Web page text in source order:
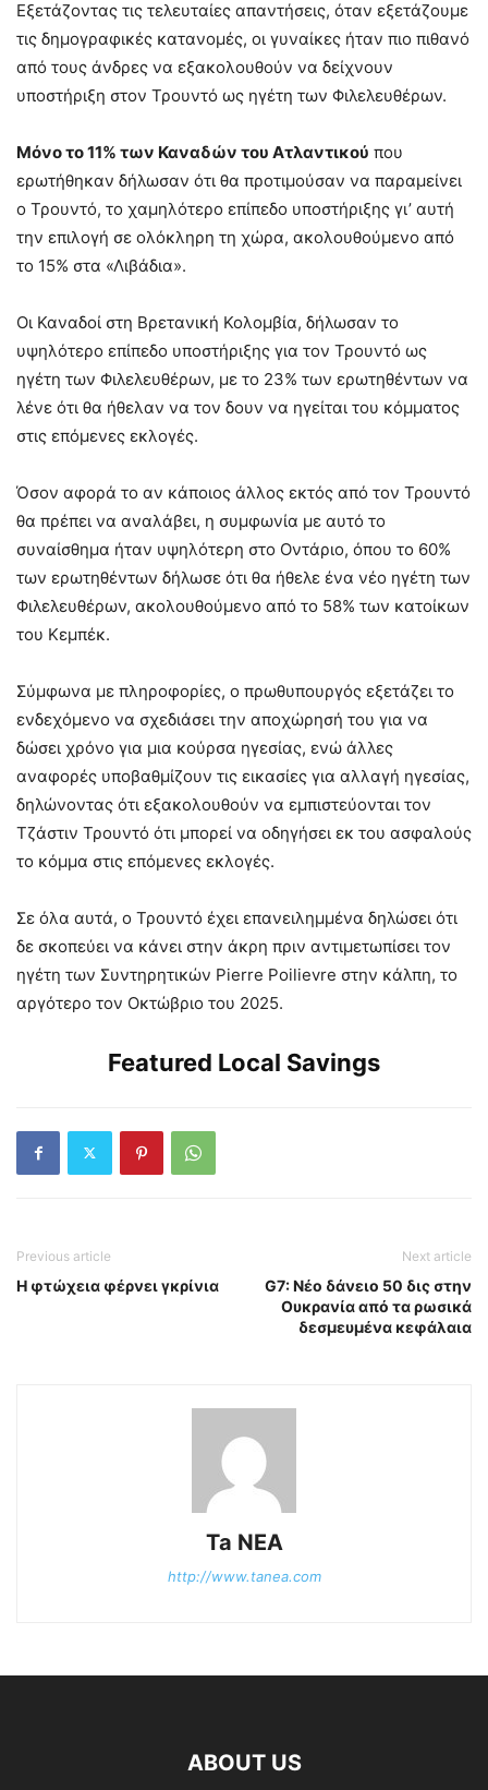
Εξετάζοντας τις τελευταίες απαντήσεις, όταν εξετάζουμε
τις δημογραφικές κατανομές, οι γυναίκες ήταν πιο πιθανό
από τους άνδρες να εξακολουθούν να δείχνουν
υποστήριξη στον Τρουντό ως ηγέτη των Φιλελευθέρων.
Μόνο το 11% των Καναδών του Ατλαντικού που
ερωτήθηκαν δήλωσαν ότι θα προτιμούσαν να παραμείνει
ο Τρουντό, το χαμηλότερο επίπεδο υποστήριξης γι’ αυτή
την επιλογή σε ολόκληρη τη χώρα, ακολουθούμενο από
το 15% στα «Λιβάδια».
Οι Καναδοί στη Βρετανική Κολομβία, δήλωσαν το
υψηλότερο επίπεδο υποστήριξης για τον Τρουντό ως
ηγέτη των Φιλελευθέρων, με το 23% των ερωτηθέντων να
λένε ότι θα ήθελαν να τον δουν να ηγείται του κόμματος
στις επόμενες εκλογές.
Όσον αφορά το αν κάποιος άλλος εκτός από τον Τρουντό
θα πρέπει να αναλάβει, η συμφωνία με αυτό το
συναίσθημα ήταν υψηλότερη στο Οντάριο, όπου το 60%
των ερωτηθέντων δήλωσε ότι θα ήθελε ένα νέο ηγέτη των
Φιλελευθέρων, ακολουθούμενο από το 58% των κατοίκων
του Κεμπέκ.
Σύμφωνα με πληροφορίες, ο πρωθυπουργός εξετάζει το
ενδεχόμενο να σχεδιάσει την αποχώρησή του για να
δώσει χρόνο για μια κούρσα ηγεσίας, ενώ άλλες
αναφορές υποβαθμίζουν τις εικασίες για αλλαγή ηγεσίας,
δηλώνοντας ότι εξακολουθούν να εμπιστεύονται τον
Τζάστιν Τρουντό ότι μπορεί να οδηγήσει εκ του ασφαλούς
το κόμμα στις επόμενες εκλογές.
Σε όλα αυτά, ο Τρουντό έχει επανειλημμένα δηλώσει ότι
δε σκοπεύει να κάνει στην άκρη πριν αντιμετωπίσει τον
ηγέτη των Συντηρητικών Pierre Poilievre στην κάλπη, το
αργότερο τον Οκτώβριο του 2025.
Featured Local Savings
Previous article
Η φτώχεια φέρνει γκρίνια
Next article
G7: Νέο δάνειο 50 δις στην
Ουκρανία από τα ρωσικά
δεσμευμένα κεφάλαια
Ta NEA
http://www.tanea.com
ABOUT US